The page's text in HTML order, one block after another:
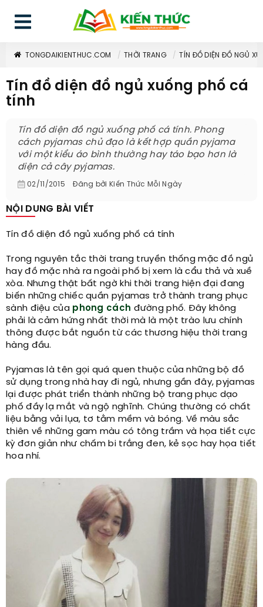
TONGDAIKIENTHUC.COM THỜI TRANG TÍN ĐỒ DIỆN ĐỒ NGỦ
Tín đồ diện đồ ngủ xuống phố cá
tính
Tín đồ diện đồ ngủ xuống phố cá tính. Phong
cách pyjamas chủ đạo là kết hợp quần pyjama
với một kiểu áo bình thường hay táo bạo hơn là
diện cả cây pyjamas.
02/11/2015 Đăng bởi Kiến Thức Mỗi Ngày
NỘI DUNG BÀI VIẾT
Tín đồ diện đồ ngủ xuống phố cá tính
Trong nguyên tắc thời trang truyền thống mặc đồ ngủ
hay đồ mặc nhà ra ngoài phố bị xem là cẩu thả và xuề
xòa. Nhưng thật bất ngờ khi thời trang hiện đại đang
biến những chiếc quần pyjamas trở thành trang phục
sành điệu của phong cách đường phố. Đây không
phải là cảm hứng nhất thời mà là một trào lưu chính
thông được bắt nguồn từ các thương hiệu thời trang
hàng đầu.
Pyjamas là tên gọi quá quen thuộc của những bộ đồ
sử dụng trong nhà hay đi ngủ, nhưng gần đây, pyjamas
lại được phát triển thành những bộ trang phục dạo
phố đầy lạ mắt và ngộ nghĩnh. Chúng thường có chất
liệu bằng vải lụa, tơ tằm mềm và bóng. Về màu sắc
thiên về những gam màu có tông trầm và họa tiết cực
kỳ đơn giản như chấm bi trắng đen, kẻ sọc hay họa tiết
hoa nhí.